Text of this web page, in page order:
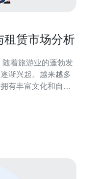
租赁市场分析
着旅游业的蓬勃发
渐兴起。越来越多
有丰富文化和自然
市场。 以下是